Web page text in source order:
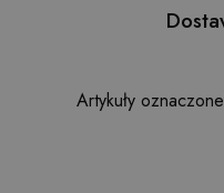
Artykuły